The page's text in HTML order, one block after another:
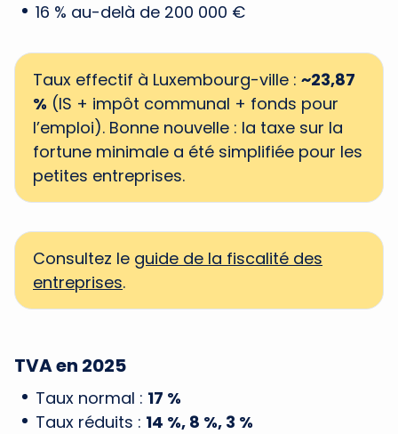
16 % au-delà de 200 000 €
Taux effectif à Luxembourg-ville : ~23,87
% (IS + impôt communal + fonds pour
l’emploi). Bonne nouvelle : la taxe sur la
fortune minimale a été simplifiée pour les
petites entreprises.
Consultez le guide de la fiscalité des
entreprises.
TVA en 2025
Taux normal : 17 %
Taux réduits : 14 %, 8 %, 3 %